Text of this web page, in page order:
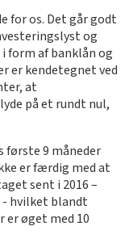
for os. Det går godt
og
form af banklån og
er kendetegnet ved
at
på et rundt nul,
første 9 måneder
er færdig med at
sent i 2016 –
- hvilket blandt
er øget med 10